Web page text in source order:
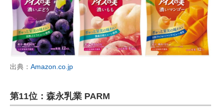
出典： Amazon.co.jp
第11位：森永乳業 PARM